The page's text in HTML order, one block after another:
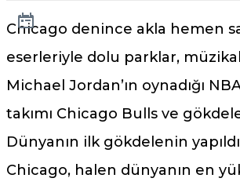
Chicago denince akla hemen
eserleriyle dolu parklar,
Michael Jordan’ın oynadığı
takımı Chicago Bulls ve
Dünyanın ilk gökdelenin
Chicago, halen dünyanın en